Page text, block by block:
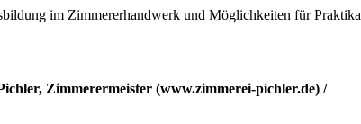
im Zimmererhandwerk und Möglichkeiten für Praktika
Zimmerermeister (www.zimmerei-pichler.de) /